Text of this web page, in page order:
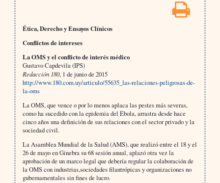
Ética, Derecho y Ensayos Clínicos
Conflictos de intereses
La OMS y el conflicto de interés médico
Gustavo Capdevila (IPS)
Redacción 180, 1 de junio de 2015
http://www.180.com.uy/articulo/55635_las-relaciones-peligrosas-de-
la-oms
La OMS, que vence o por lo menos aplaca las pestes más severas,
como ha sucedido con la epidemia del Ébola, arrastra desde hace
cinco años una definición de sus relaciones con el sector privado y la
sociedad civil.
La Asamblea Mundial de la Salud (AMS), que realizó entre el 18 y el
26 de mayo en Ginebra su 68 sesión anual, aplazó otra vez la
aprobación de un marco legal que debería regular la colaboración de
la OMS con industrias,sociedades filantrópicas y organizaciones no
gubernamentales sin fines de lucro.